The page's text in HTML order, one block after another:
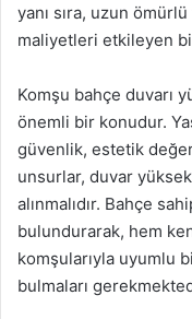
yanı sıra, uzun
maliyetleri etkileyen
Komşu bahçe duvarı
önemli bir konudur.
güvenlik, estetik
unsurlar, duvar
alınmalıdır. Bahçe
bulundurarak, hem
komşularıyla uyumlu
bulmaları